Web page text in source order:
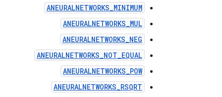
ANEURALNETWORKS_MINIMUM
ANEURALNETWORKS_MUL
ANEURALNETWORKS_NEG
ANEURALNETWORKS_NOT_EQUAL
ANEURALNETWORKS_POW
ANEURALNETWORKS_RSQRT